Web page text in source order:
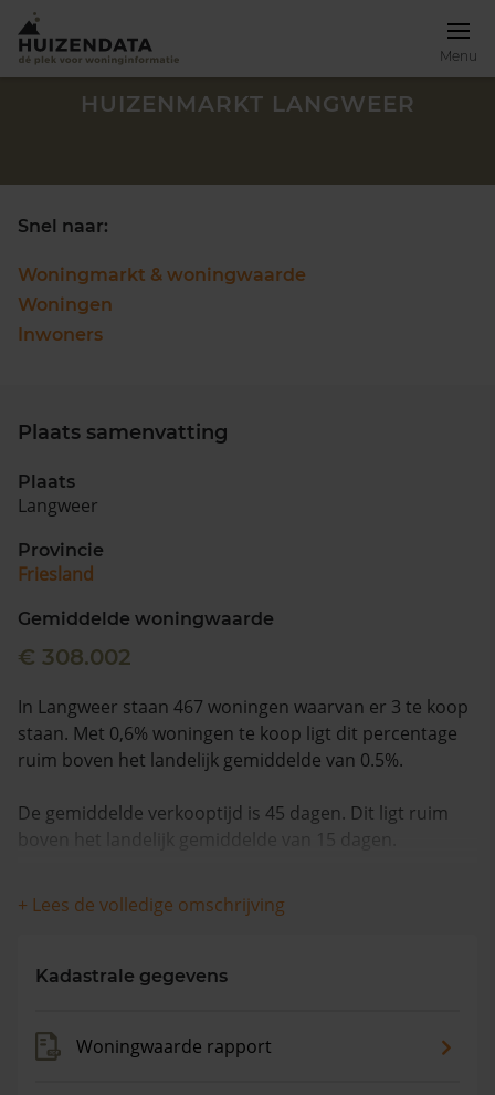
Menu
Zoek een woning
088 220 4200
Maandag t/m vrijdag - 08:00 -18:00
HUIZENMARKT LANGWEER
Snel naar:
Woningmarkt & woningwaarde
Woningen
Inwoners
Plaats samenvatting
Plaats
Langweer
Provincie
Friesland
Gemiddelde woningwaarde
€ 308.002
In Langweer staan 467 woningen waarvan er 3 te koop
staan. Met 0,6% woningen te koop ligt dit percentage
ruim boven het landelijk gemiddelde van 0.5%.
De gemiddelde verkooptijd is 45 dagen. Dit ligt ruim
boven het landelijk gemiddelde van 15 dagen.
De gemiddelde huizenprijs is €688.167. De gemiddelde
vraagprijs is €688.167. In de afgelopen 12 maanden is
+ Lees de volledige omschrijving
Kadastrale gegevens
Woningwaarde rapport